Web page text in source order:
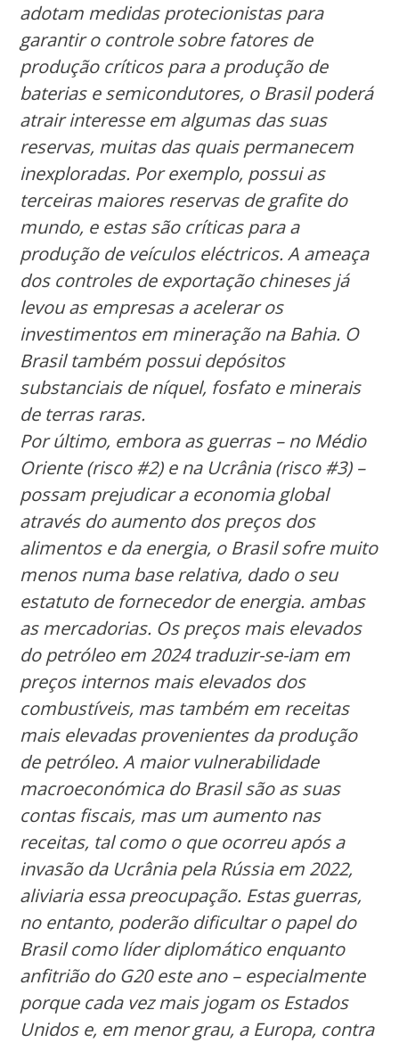
adotam medidas protecionistas para
garantir o controle sobre fatores de
produção críticos para a produção de
baterias e semicondutores, o Brasil poderá
atrair interesse em algumas das suas
reservas, muitas das quais permanecem
inexploradas. Por exemplo, possui as
terceiras maiores reservas de grafite do
mundo, e estas são críticas para a
produção de veículos eléctricos. A ameaça
dos controles de exportação chineses já
levou as empresas a acelerar os
investimentos em mineração na Bahia. O
Brasil também possui depósitos
substanciais de níquel, fosfato e minerais
de terras raras.
Por último, embora as guerras – no Médio
Oriente (risco #2) e na Ucrânia (risco #3) –
possam prejudicar a economia global
através do aumento dos preços dos
alimentos e da energia, o Brasil sofre muito
menos numa base relativa, dado o seu
estatuto de fornecedor de energia. ambas
as mercadorias. Os preços mais elevados
do petróleo em 2024 traduzir-se-iam em
preços internos mais elevados dos
combustíveis, mas também em receitas
mais elevadas provenientes da produção
de petróleo. A maior vulnerabilidade
macroeconómica do Brasil são as suas
contas fiscais, mas um aumento nas
receitas, tal como o que ocorreu após a
invasão da Ucrânia pela Rússia em 2022,
aliviaria essa preocupação. Estas guerras,
no entanto, poderão dificultar o papel do
Brasil como líder diplomático enquanto
anfitrião do G20 este ano – especialmente
porque cada vez mais jogam os Estados
Unidos e, em menor grau, a Europa, contra